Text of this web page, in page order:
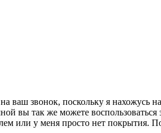
ваш звонок, поскольку я нахожусь
вы так же можете
рулем или у меня просто нет